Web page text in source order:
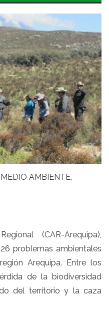
MEDIO AMBIENTE
(CAR-Arequipa),
problemas ambientales
Arequipa. Entre los
de la biodiversidad
del territorio y la caza